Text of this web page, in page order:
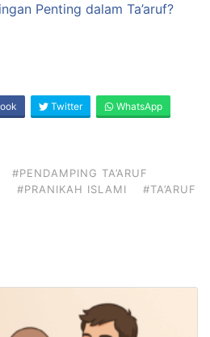
Penting dalam Ta’aruf?
Twitter WhatsApp
#PENDAMPING TA’ARUF
#PRANIKAH ISLAMI
#TA’ARUF